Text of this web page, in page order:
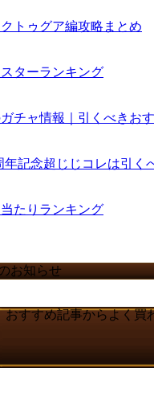
トゥグア編攻略まとめ
ターランキング
チャ情報｜引くべきお
年記念超じじコレは引く
たりランキング
お知らせ
おすすめ記事からよく買